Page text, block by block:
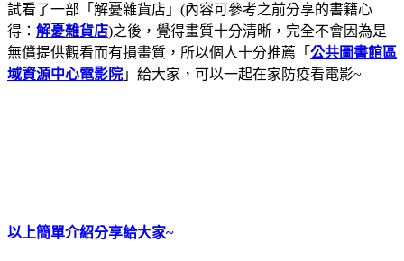
試看了一部「解憂雜貨店」(內容可參考之前分享的書籍心
得： 解憂雜貨店)之後，覺得畫質十分清晰，完全不會因為是
無償提供觀看而有損畫質，所以個人十分推薦「 公共圖書館區
域資源中心電影院 」給大家，可以一起在家防疫看電影~
以上簡單介紹分享給大家~